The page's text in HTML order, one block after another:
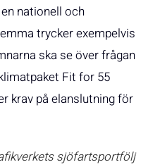
nationell och
trycker exempelvis
ska se över frågan
Fit for 55
krav på elanslutning för
sjöfartsportfölj